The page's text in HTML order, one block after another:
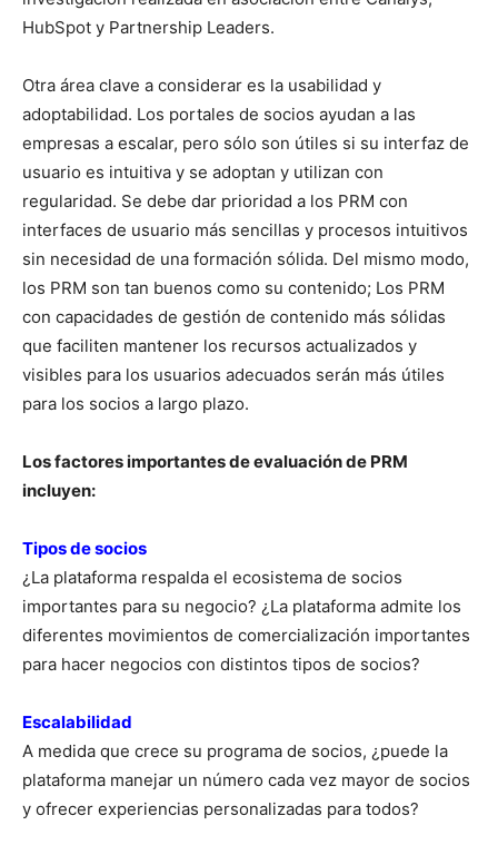
HubSpot y Partnership Leaders.
Otra área clave a considerar es la usabilidad y
adoptabilidad. Los portales de socios ayudan a las
empresas a escalar, pero sólo son útiles si su interfaz de
usuario es intuitiva y se adoptan y utilizan con
regularidad. Se debe dar prioridad a los PRM con
interfaces de usuario más sencillas y procesos intuitivos
sin necesidad de una formación sólida. Del mismo modo,
los PRM son tan buenos como su contenido; Los PRM
con capacidades de gestión de contenido más sólidas
que faciliten mantener los recursos actualizados y
visibles para los usuarios adecuados serán más útiles
para los socios a largo plazo.
Los factores importantes de evaluación de PRM
incluyen:
Tipos de socios
¿La plataforma respalda el ecosistema de socios
importantes para su negocio? ¿La plataforma admite los
diferentes movimientos de comercialización importantes
para hacer negocios con distintos tipos de socios?
Escalabilidad
A medida que crece su programa de socios, ¿puede la
plataforma manejar un número cada vez mayor de socios
y ofrecer experiencias personalizadas para todos?